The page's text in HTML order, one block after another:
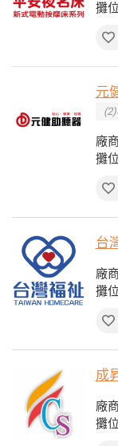
攤
元
廠
攤
台
廠
攤
成
廠
攤